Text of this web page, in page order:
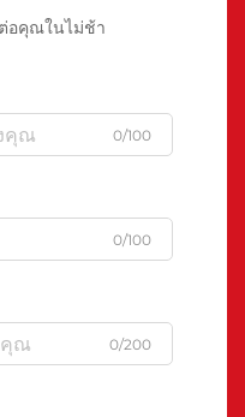
อคุณในไม่ช้า
0/100
0/100
0/200